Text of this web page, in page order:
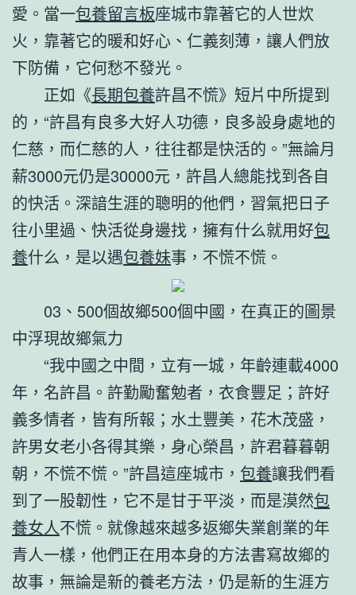
愛。當一包養留言板座城市靠著它的人世炊
火，靠著它的暖和好心、仁義刻薄，讓人們放
下防備，它何愁不發光。
正如《長期包養許昌不慌》短片中所提到
的，“許昌有良多大好人功德，良多設身處地的
仁慈，而仁慈的人，往往都是快活的。”無論月
薪3000元仍是30000元，許昌人總能找到各自
的快活。深諳生涯的聰明的他們，習氣把日子
往小里過、快活從身邊找，擁有什么就用好包
養什么，是以遇包養妹事，不慌不慌。
03、500個故鄉500個中國，在真正的圖景
中浮現故鄉氣力
“我中國之中間，立有一城，年齡連載4000
年，名許昌。許勤勵奮勉者，衣食豐足；許好
義多情者，皆有所報；水土豐美，花木茂盛，
許男女老小各得其樂，身心榮昌，許君暮暮朝
朝，不慌不慌。”許昌這座城市， 包養讓我們看
到了一股韌性，它不是甘于平淡，而是漠然包
養女人不慌。就像越來越多返鄉失業創業的年
青人一樣，他們正在用本身的方法書寫故鄉的
故事，無論是新的養老方法，仍是新的生涯方